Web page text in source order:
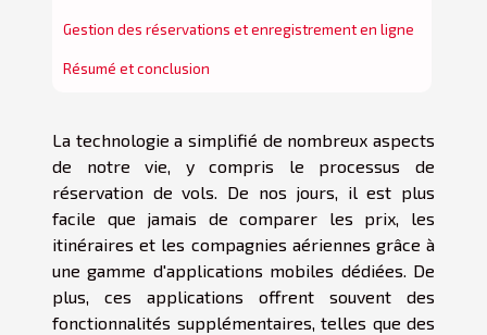
Gestion des réservations et enregistrement en ligne
Résumé et conclusion
La technologie a simplifié de nombreux aspects
de notre vie, y compris le processus de
réservation de vols. De nos jours, il est plus
facile que jamais de comparer les prix, les
itinéraires et les compagnies aériennes grâce à
une gamme d'applications mobiles dédiées. De
plus, ces applications offrent souvent des
fonctionnalités supplémentaires, telles que des